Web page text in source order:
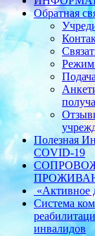
Обратная
Режим
Полезная
COVID-19
«Активное
Система
инвалидов